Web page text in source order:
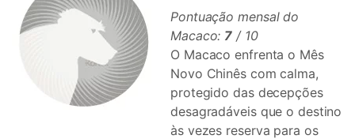
Pontuação mensal do
Macaco: 7 / 10
O Macaco enfrenta o Mês
Novo Chinês com calma,
protegido das decepções
desagradáveis ​​que o destino
às vezes reserva para os